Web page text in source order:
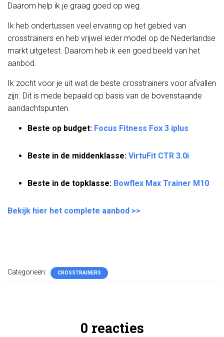
Daarom help ik je graag goed op weg.
Ik heb ondertussen veel ervaring op het gebied van
crosstrainers en heb vrijwel ieder model op de Nederlandse
markt uitgetest. Daarom heb ik een goed beeld van het
aanbod.
Ik zocht voor je uit wat de beste crosstrainers voor afvallen
zijn. Dit is mede bepaald op basis van de bovenstaande
aandachtspunten.
Beste op budget: Focus Fitness Fox 3 iplus
Beste in de middenklasse: VirtuFit CTR 3.0i
Beste in de topklasse: Bowflex Max Trainer M10
Bekijk hier het complete aanbod >>
Categorieën: CROSSTRAINERS
0 reacties